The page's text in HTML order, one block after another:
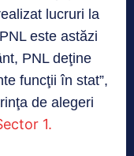
lucruri la
este astăzi
PNL deţine
funcţii în stat”,
de alegeri
1.